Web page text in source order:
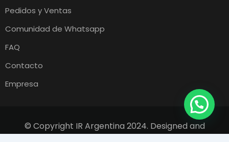
Pedidos y Ventas
Comunidad de Whatsapp
FAQ
Contacto
Empresa
© Copyright IR Argentina 2024. Designed and